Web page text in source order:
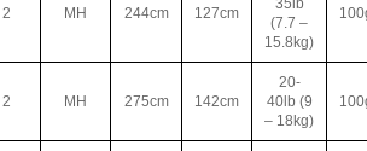
2 MH 244cm 127cm
35lb
(7.7 –
15.8kg)
2 MH 275cm 142cm
20-
40lb (9
– 18kg)